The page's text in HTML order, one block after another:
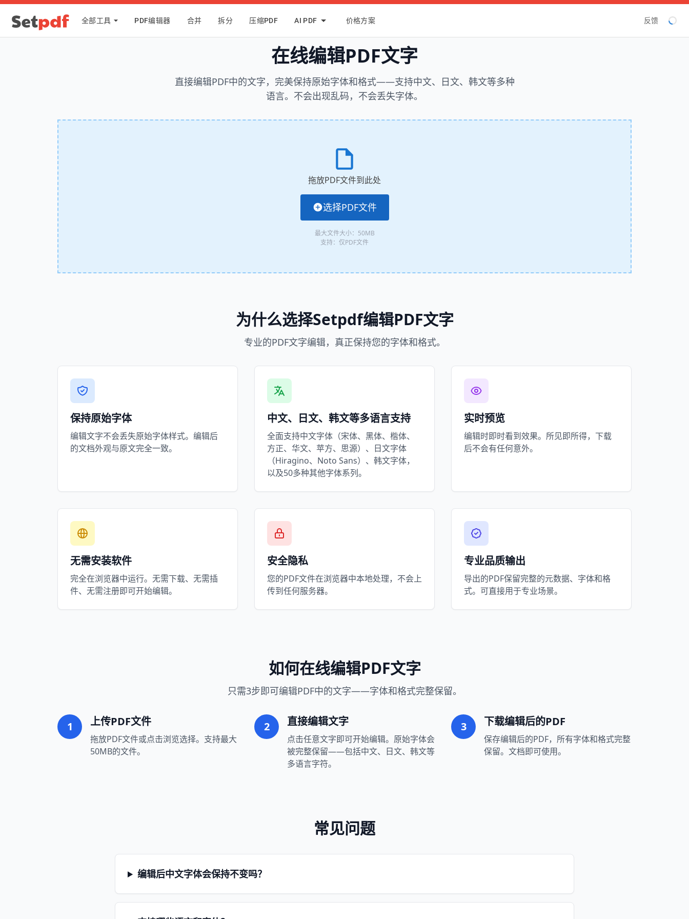
全部工具 PDF编辑器 合并 拆分 压缩PDF AI PDF 价格方案 反馈
在线编辑PDF文字
直接编辑PDF中的文字，完美保持原始字体和格式——支持中文、日文、韩文等多种
语言。不会出现乱码，不会丢失字体。
拖放PDF文件到此处
选择PDF文件
最大文件大小：50MB
支持：仅PDF文件
为什么选择Setpdf编辑PDF文字
专业的PDF文字编辑，真正保持您的字体和格式。
保持原始字体
编辑文字不会丢失原始字体样式。编辑后
的文档外观与原文完全一致。
中文、日文、韩文等多语言支持
全面支持中文字体（宋体、黑体、楷体、
方正、华文、苹方、思源）、日文字体
（Hiragino、Noto Sans）、韩文字体，
以及50多种其他字体系列。
实时预览
编辑时即时看到效果。所见即所得，下载
后不会有任何意外。
无需安装软件
完全在浏览器中运行。无需下载、无需插
件、无需注册即可开始编辑。
安全隐私
您的PDF文件在浏览器中本地处理，不会上
传到任何服务器。
专业品质输出
导出的PDF保留完整的元数据、字体和格
式。可直接用于专业场景。
如何在线编辑PDF文字
只需3步即可编辑PDF中的文字——字体和格式完整保留。
1 上传PDF文件
拖放PDF文件或点击浏览选择。支持最大
50MB的文件。
2 直接编辑文字
点击任意文字即可开始编辑。原始字体会
被完整保留——包括中文、日文、韩文等
多语言字符。
3 下载编辑后的PDF
保存编辑后的PDF，所有字体和格式完整
保留。文档即可使用。
常见问题
编辑后中文字体会保持不变吗？